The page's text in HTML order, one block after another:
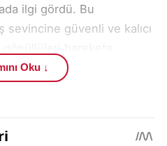
ilgi gördü. Bu
sevincine güvenli ve kalıcı
17 kilometre mesafede
öğrencilerin ders
Sivas Turizm
Oku ↓